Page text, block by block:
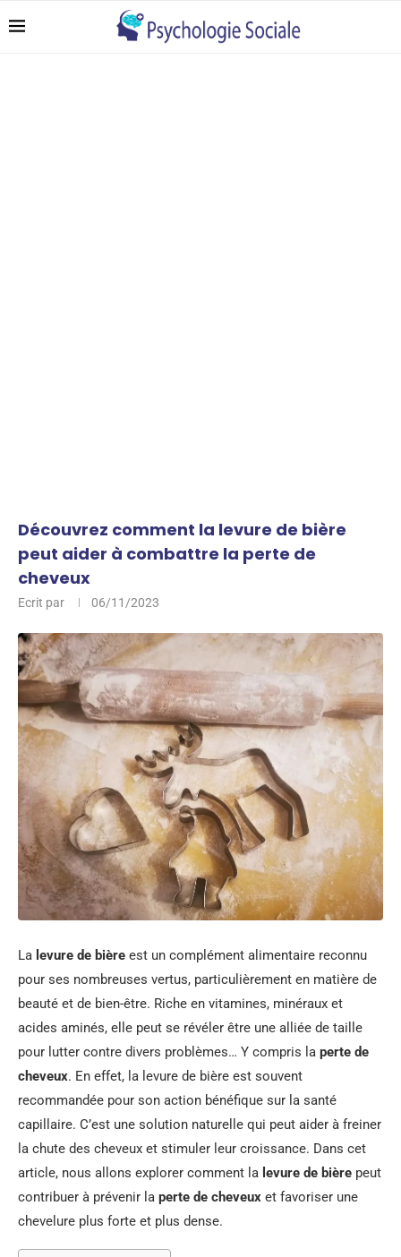
Découvrez comment la levure de bière
peut aider à combattre la perte de
cheveux
Ecrit par 06/11/2023
La levure de bière est un complément alimentaire reconnu
pour ses nombreuses vertus, particulièrement en matière de
beauté et de bien-être. Riche en vitamines, minéraux et
acides aminés, elle peut se révéler être une alliée de taille
pour lutter contre divers problèmes… Y compris la perte de
cheveux. En effet, la levure de bière est souvent
recommandée pour son action bénéfique sur la santé
capillaire. C’est une solution naturelle qui peut aider à freiner
la chute des cheveux et stimuler leur croissance. Dans cet
article, nous allons explorer comment la levure de bière peut
contribuer à prévenir la perte de cheveux et favoriser une
chevelure plus forte et plus dense.